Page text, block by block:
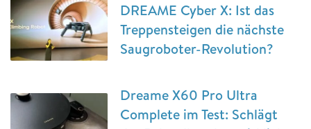
DREAME Cyber X: Ist das
Treppensteigen die nächste
Saugroboter-Revolution?
Dreame X60 Pro Ultra
Complete im Test: Schlägt